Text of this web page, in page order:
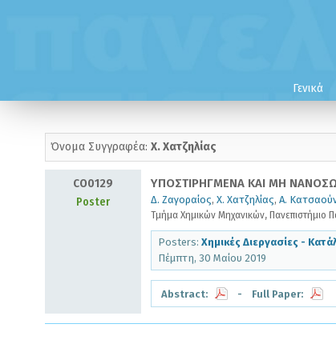
Γενικά
Όνομα Συγγραφέα: Χ. Χατζηλίας
CO0129
Poster
ΥΠΟΣΤΙΡΗΓΜΕΝΑ ΚΑΙ ΜΗ
Δ. Ζαγοραίος, Χ. Χατζηλίας, Α.
Τμήμα Χημικών Μηχανικών, Πανεπιστήμιο
Posters: Χημικές Διεργασίες -
Πέμπτη, 30 Μαίου 2019
Abstract: - Full Paper: